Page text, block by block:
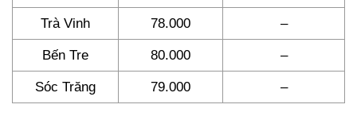
Trà Vinh 78.000 –
Bến Tre 80.000 –
Sóc Trăng 79.000 –